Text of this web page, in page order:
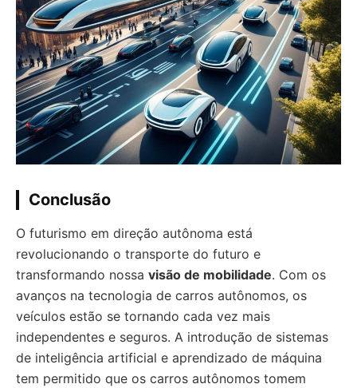
Conclusão
O futurismo em direção autônoma está
revolucionando o transporte do futuro e
transformando nossa visão de mobilidade. Com os
avanços na tecnologia de carros autônomos, os
veículos estão se tornando cada vez mais
independentes e seguros. A introdução de sistemas
de inteligência artificial e aprendizado de máquina
tem permitido que os carros autônomos tomem